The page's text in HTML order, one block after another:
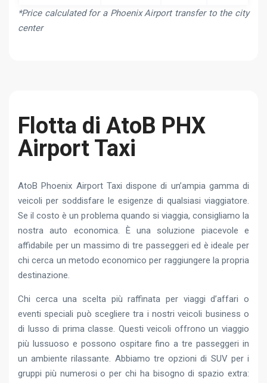
*Price calculated for a Phoenix Airport transfer to the city
center
Flotta di AtoB PHX
Airport Taxi
AtoB Phoenix Airport Taxi dispone di un’ampia gamma di
veicoli per soddisfare le esigenze di qualsiasi viaggiatore.
Se il costo è un problema quando si viaggia, consigliamo la
nostra auto economica. È una soluzione piacevole e
affidabile per un massimo di tre passeggeri ed è ideale per
chi cerca un metodo economico per raggiungere la propria
destinazione.
Chi cerca una scelta più raffinata per viaggi d’affari o
eventi speciali può scegliere tra i nostri veicoli business o
di lusso di prima classe. Questi veicoli offrono un viaggio
più lussuoso e possono ospitare fino a tre passeggeri in
un ambiente rilassante. Abbiamo tre opzioni di SUV per i
gruppi più numerosi o per chi ha bisogno di spazio extra: